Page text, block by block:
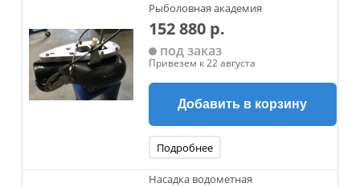
Рыболовная академия
152 880 р.
под заказ
Привезем к 22 августа
Добавить в корзину
Подробнее
Насадка водометная